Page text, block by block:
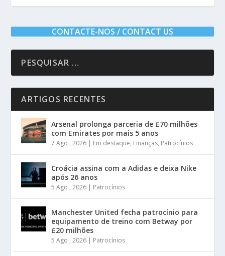
CONTACTE-NOS / CONTACT US
ARTIGOS RECENTES
Arsenal prolonga parceria de £70 milhões
com Emirates por mais 5 anos
7 Ago , 2026 | Em destaque, Finanças, Patrocínios
Croácia assina com a Adidas e deixa Nike
após 26 anos
5 Ago , 2026 | Patrocínios
Manchester United fecha patrocínio para
equipamento de treino com Betway por
£20 milhões
5 Ago , 2026 | Patrocínios